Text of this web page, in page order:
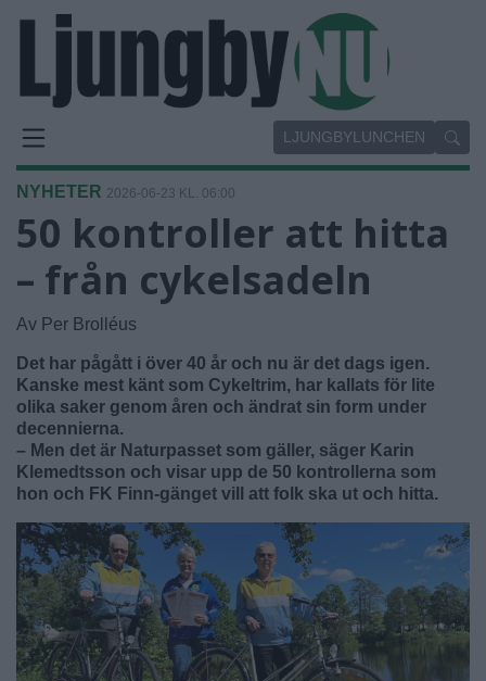
LJUNGBYLUNCHEN
NYHETER 2026-06-23 KL. 06:00
50 kontroller att hitta
– från cykelsadeln
Av Per Brolléus
Det har pågått i över 40 år och nu är det dags igen.
Kanske mest känt som Cykeltrim, har kallats för lite
olika saker genom åren och ändrat sin form under
decennierna.
– Men det är Naturpasset som gäller, säger Karin
Klemedtsson och visar upp de 50 kontrollerna som
hon och FK Finn-gänget vill att folk ska ut och hitta.